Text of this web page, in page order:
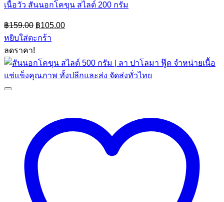
เนื้อวัว สันนอกโคขุน สไลด์ 200 กรัม
฿159.00 Original
price
was:
฿105.00Current
price
หยิบใส่ตะกร้า
ลดราคา!